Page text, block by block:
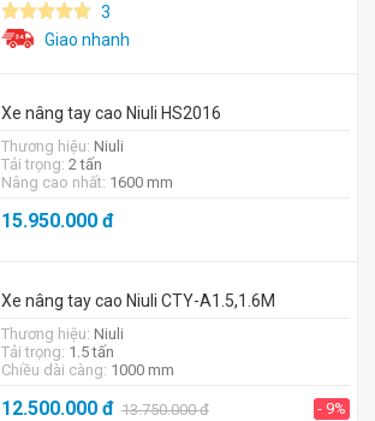
3
Giao nhanh
Xe nâng tay cao Niuli HS2016
Thương hiệu: Niuli
Tải trọng: 2 tấn
Nâng cao nhất: 1600 mm
15.950.000đ
Xe nâng tay cao Niuli CTY-A1.5,1.6M
Thương hiệu: Niuli
Tải trọng: 1.5 tấn
Chiều dài càng: 1000 mm
12.500.000đ 13.750.000đ - 9%